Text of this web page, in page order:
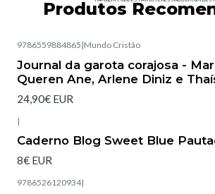
Produtos
9786559884865 |Mundo Cristão
Journal da garota corajosa -
Queren Ane, Arlene Diniz e
24,90€ EUR
|
Caderno Blog Sweet Blue
8€ EUR
9786526120934|